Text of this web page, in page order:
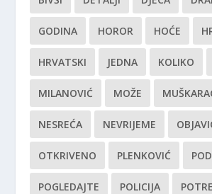
GODINA HOROR HOĆE
HRVATSKI JEDNA KOLIKO
MILANOVIĆ MOŽE
NESREĆA NEVRIJEME
OTKRIVENO PLENKOVIĆ
POGLEDAJTE POLICIJA